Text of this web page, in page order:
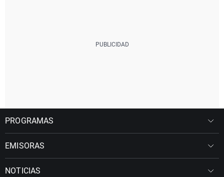
PROGRAMAS
EMISORAS
NOTICIAS